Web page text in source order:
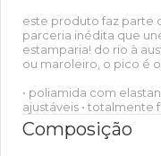
este produto faz parte
parceria inédita que
estamparia! do rio à
ou maroleiro, o pico é
• poliamida com
ajustáveis • totalmente
Composição